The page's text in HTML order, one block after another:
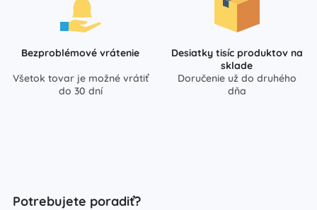
Bezproblémové vrátenie
Všetok tovar je možné vrátiť
do 30 dní
Desiatky tisíc produktov na
sklade
Doručenie už do druhého
dňa
Potrebujete poradiť?